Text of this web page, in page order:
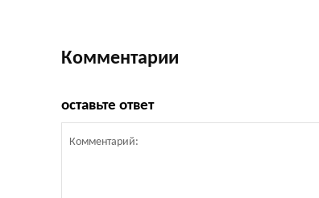
Комментарии
оставьте ответ